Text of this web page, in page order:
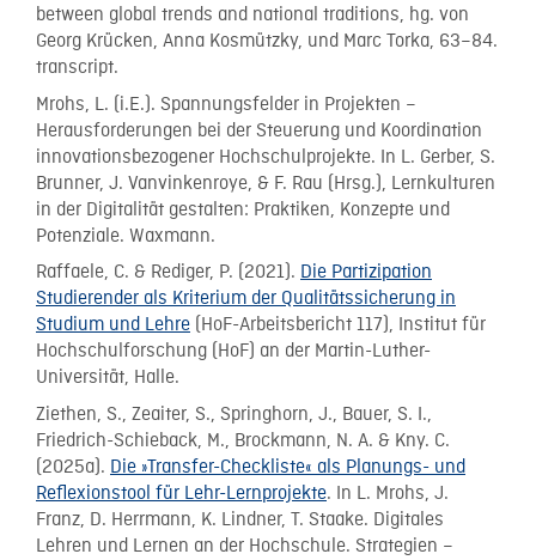
between global trends and national traditions, hg. von
Georg Krücken, Anna Kosmützky, und Marc Torka, 63–84.
transcript.
Mrohs, L. (i.E.). Spannungsfelder in Projekten –
Herausforderungen bei der Steuerung und Koordination
innovationsbezogener Hochschulprojekte. In L. Gerber, S.
Brunner, J. Vanvinkenroye, & F. Rau (Hrsg.), Lernkulturen
in der Digitalität gestalten: Praktiken, Konzepte und
Potenziale. Waxmann.
Raffaele, C. & Rediger, P. (2021). Die Partizipation
Studierender als Kriterium der Qualitätssicherung in
Studium und Lehre (HoF-Arbeitsbericht 117), Institut für
Hochschulforschung (HoF) an der Martin-Luther-
Universität, Halle.
Ziethen, S., Zeaiter, S., Springhorn, J., Bauer, S. I.,
Friedrich-Schieback, M., Brockmann, N. A. & Kny. C.
(2025a). Die »Transfer-Checkliste« als Planungs- und
Reflexionstool für Lehr-Lernprojekte. In L. Mrohs, J.
Franz, D. Herrmann, K. Lindner, T. Staake. Digitales
Lehren und Lernen an der Hochschule. Strategien –